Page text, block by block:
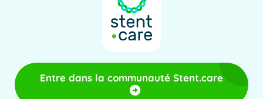
Entre dans la communauté Stent.care